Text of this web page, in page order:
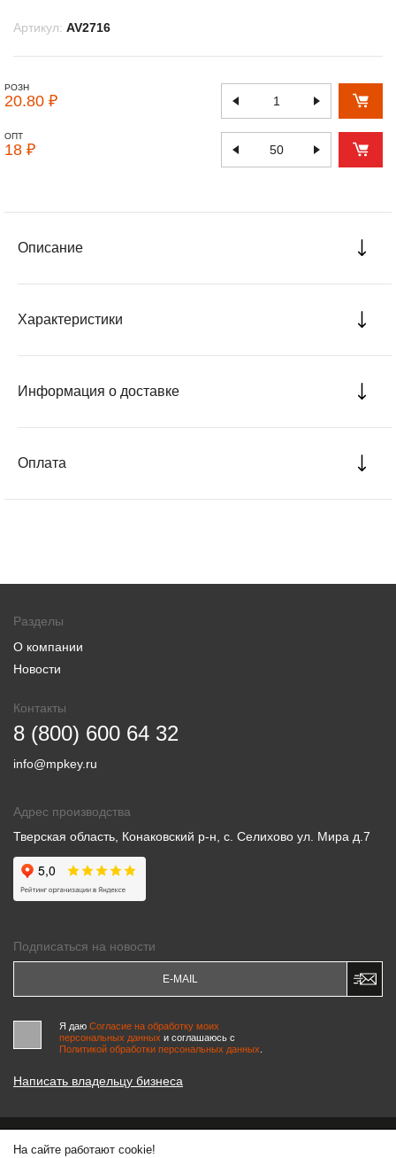
Артикул: AV2716
РОЗН
20.80 ₽
ОПТ
18 ₽
Описание
Характеристики
Информация о доставке
Оплата
Разделы
О компании
Новости
Контакты
8 (800) 600 64 32
info@mpkey.ru
Адрес производства
Тверская область, Конаковский р-н, с. Селихово ул. Мира д.7
Подписаться на новости
Я даю Согласие на обработку моих
персональных данных и соглашаюсь c
Политикой обработки персональных данных
Написать владельцу бизнеса
© 2000-2026 «МАСТЕРСКИЕ ПИНЧУКА»
На сайте работают cookie!